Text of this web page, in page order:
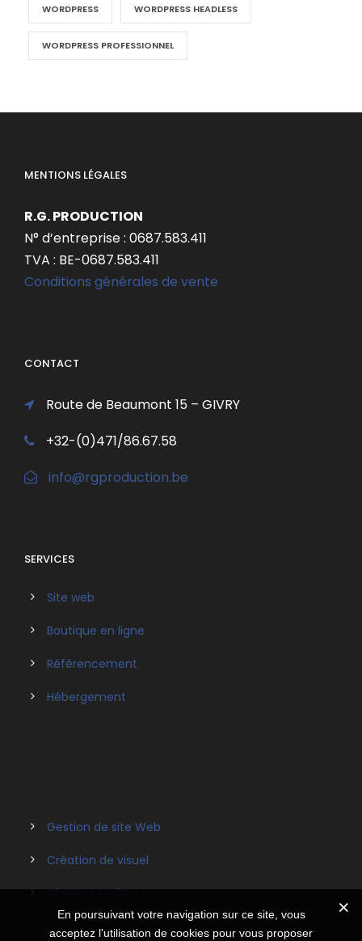
WORDPRESS WORDPRESS HEADLESS
WORDPRESS PROFESSIONNEL
MENTIONS LÉGALES
R.G. PRODUCTION
N° d’entreprise : 0687.583.411
TVA : BE-0687.583.411
Conditions générales de vente
CONTACT
Route de Beaumont 15 – GIVRY
+32-(0)471/86.67.58
info@rgproduction.be
SERVICES
Site web
Boutique en ligne
Référencement
Hébergement
Gestion de site Web
Création de visuel
Réseaux sociaux
En poursuivant votre navigation sur ce site, vous
acceptez l'utilisation de cookies pour vous proposer